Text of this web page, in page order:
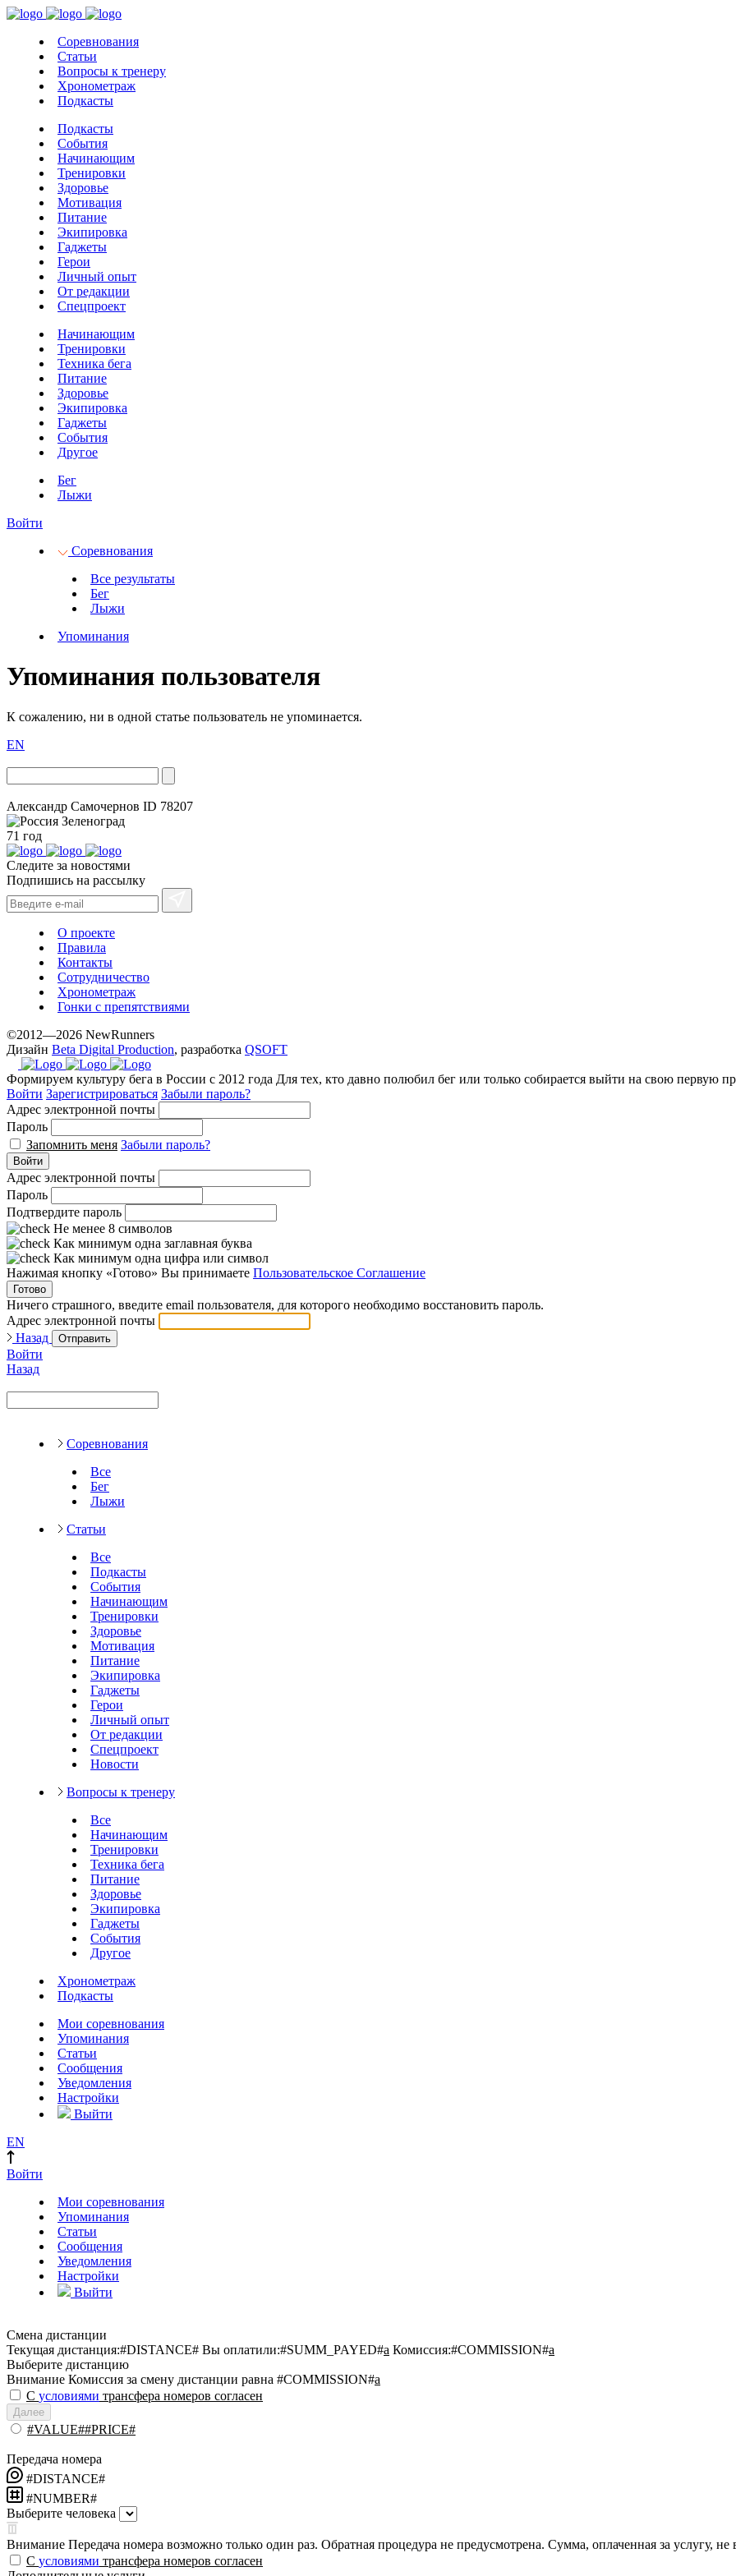
Соревнования
Статьи
Вопросы к тренеру
Хронометраж
Подкасты
Подкасты
События
Начинающим
Тренировки
Здоровье
Мотивация
Питание
Экипировка
Гаджеты
Герои
Личный опыт
От редакции
Спецпроект
Начинающим
Тренировки
Техника бега
Питание
Здоровье
Экипировка
Гаджеты
События
Другое
Бег
Лыжи
Войти
Соревнования
Все результаты
Бег
Лыжи
Упоминания
Упоминания пользователя
К сожалению, ни в одной статье пользователь не упоминается.
EN
Александр Самочернов ID 78207
Зеленоград
71 год
Следите за новостями
Подпишись на рассылку
О проекте
Правила
Контакты
Сотрудничество
Хронометраж
Гонки с препятствиями
©2012—2026 NewRunners
Дизайн Beta Digital Production, разработка QSOFT
Формируем культуру бега в России с 2012 года Для тех, кто давно полюбил бег или только собирается выйти на свою первую
Войти Зарегистрироваться Забыли пароль?
Адрес электронной почты
Пароль
Запомнить меня Забыли пароль?
Войти
Адрес электронной почты
Пароль
Подтвердите пароль
Не менее 8 символов
Как минимум одна заглавная буква
Как минимум одна цифра или символ
Нажимая кнопку «Готово» Вы принимаете Пользовательское Соглашение
Готово
Ничего страшного, введите email пользователя, для которого необходимо восстановить пароль.
Адрес электронной почты
Назад
Отправить
Войти
Назад
Соревнования
Все
Бег
Лыжи
Статьи
Все
Подкасты
События
Начинающим
Тренировки
Здоровье
Мотивация
Питание
Экипировка
Гаджеты
Герои
Личный опыт
От редакции
Спецпроект
Новости
Вопросы к тренеру
Все
Начинающим
Тренировки
Техника бега
Питание
Здоровье
Экипировка
Гаджеты
События
Другое
Хронометраж
Подкасты
Мои соревнования
Упоминания
Статьи
Сообщения
Уведомления
Настройки
Выйти
EN
Войти
Мои соревнования
Упоминания
Статьи
Сообщения
Уведомления
Настройки
Выйти
Смена дистанции
Текущая дистанция:#DISTANCE# Вы оплатили:#SUMM_PAYED#a Комиссия:#COMMISSION#a
Выберите дистанцию
Внимание Комиссия за смену дистанции равна #COMMISSION#a
С условиями трансфера номеров согласен
Далее
#VALUE##PRICE#
Передача номера
#DISTANCE#
#NUMBER#
Выберите человека
Внимание Передача номера возможно только один раз. Обратная процедура не предусмотрена. Сумма, оплаченная за услугу, не
С условиями трансфера номеров согласен